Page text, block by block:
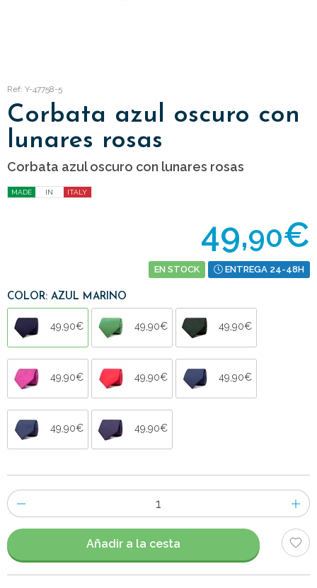
Ref: Y-47758-5
Corbata azul oscuro con
lunares rosas
Corbata azul oscuro con lunares rosas
MADE IN ITALY
49,90€
EN STOCK ENTREGA 24-48H
COLOR: AZUL MARINO
49,90€ 49,90€ 49,90€
49,90€ 49,90€ 49,90€
49,90€ 49,90€
Número
de
artículos
Añadir a la cesta